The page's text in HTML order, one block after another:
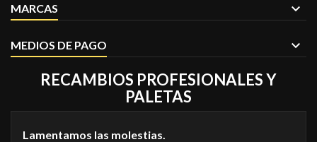
MARCAS
MEDIOS DE PAGO
RECAMBIOS PROFESIONALES Y
PALETAS
Lamentamos las molestias.